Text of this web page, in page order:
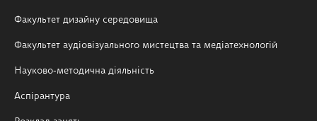
Факультет дизайну середовища
Факультет аудіовізуального мистецтва та медіатехнологій
Науково-методична діяльність
Аспірантура